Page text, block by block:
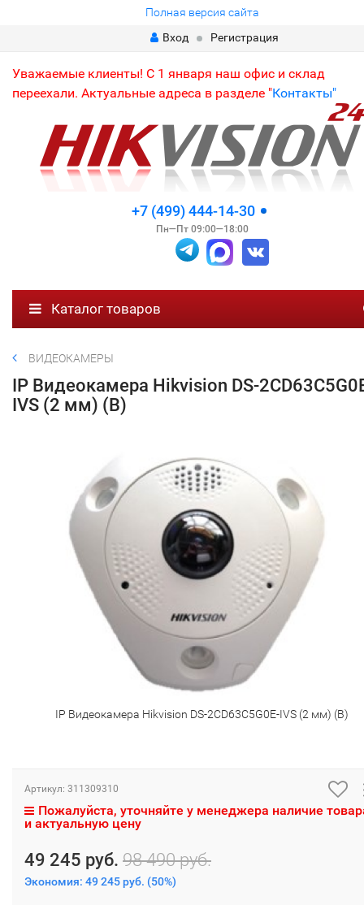
Полная версия сайта
Вход
Регистрация
Уважаемые клиенты! С 1 января наш офис и склад
переехали. Актуальные адреса в разделе "Контакты"
+7 (499) 444-14-30
Пн—Пт 09:00—18:00
Каталог товаров
ВИДЕОКАМЕРЫ
IP Видеокамера Hikvision DS-
IVS (2 мм) (B)
IP Видеокамера Hikvision DS-2CD63C5G0E-IVS (2 мм) (B)
Артикул: 311309310
Пожалуйста, уточняйте у менеджера наличие
и актуальную цену
49 245 руб. 98 490 руб.
Экономия: 49 245 руб. (50%)